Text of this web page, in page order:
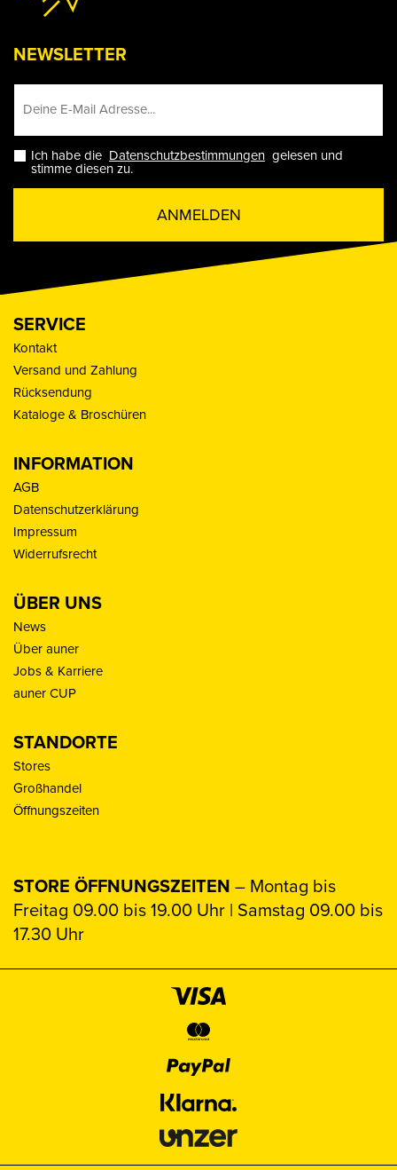
NEWSLETTER
Ich habe die Datenschutzbestimmungen gelesen und
stimme diesen zu.
ANMELDEN
SERVICE
Kontakt
Versand und Zahlung
Rücksendung
Kataloge & Broschüren
INFORMATION
AGB
Datenschutzerklärung
Impressum
Widerrufsrecht
ÜBER UNS
News
Über auner
Jobs & Karriere
auner CUP
STANDORTE
Stores
Großhandel
Öffnungszeiten
STORE ÖFFNUNGSZEITEN – Montag bis
Freitag 09.00 bis 19.00 Uhr | Samstag 09.00 bis
17.30 Uhr